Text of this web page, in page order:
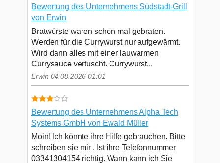
Bewertung des Unternehmens Südstadt-Grill
von Erwin
Bratwürste waren schon mal gebraten.
Werden für die Currywurst nur aufgewärmt.
Wird dann alles mit einer lauwarmen
Currysauce vertuscht. Currywurst...
Erwin 04.08.2026 01:01
Bewertung des Unternehmens Alpha Tech
Systems GmbH von Ewald Müller
Moin! Ich könnte ihre Hilfe gebrauchen. Bitte
schreiben sie mir . Ist ihre Telefonnummer
03341304154 richtig. Wann kann ich Sie